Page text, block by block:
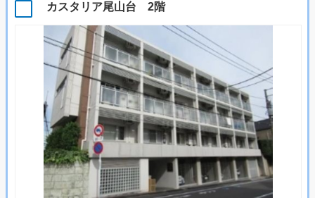
カスタリア尾山台 2階